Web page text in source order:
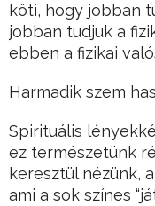
köti, hogy jobban
jobban tudjuk a
ebben a fizikai
Harmadik szem
Spirituális
ez természetünk
keresztül nézünk,
ami a sok színes